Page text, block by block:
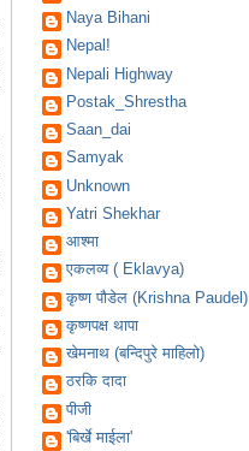
Naya Bihani
Nepal!
Nepali Highway
Postak_Shrestha
Saan_dai
Samyak
Unknown
Yatri Shekhar
आश्मा
एकलव्य ( Eklavya)
कृष्ण पौडेल (Krishna Paudel)
कृष्णपक्ष थापा
खेमनाथ (बन्दिपुरे माहिलो)
ठरकि दादा
पीजी
'बिर्खे माईला'